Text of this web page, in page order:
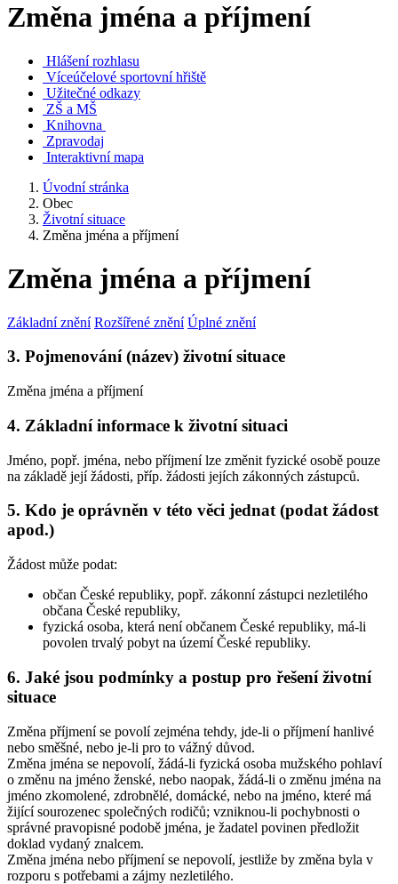
Změna jména a příjmení
Hlášení rozhlasu
Víceúčelové sportovní hřiště
Užitečné odkazy
ZŠ a MŠ
Knihovna
Zpravodaj
Interaktivní mapa
Úvodní stránka
Obec
Životní situace
Změna jména a příjmení
Změna jména a příjmení
Základní znění Rozšířené znění Úplné znění
3. Pojmenování (název) životní situace
Změna jména a příjmení
4. Základní informace k životní situaci
Jméno, popř. jména, nebo příjmení lze změnit fyzické osobě pouze
na základě její žádosti, příp. žádosti jejích zákonných zástupců.
5. Kdo je oprávněn v této věci jednat (podat žádost
apod.)
Žádost může podat:
občan České republiky, popř. zákonní zástupci nezletilého
občana České republiky,
fyzická osoba, která není občanem České republiky, má-li
povolen trvalý pobyt na území České republiky.
6. Jaké jsou podmínky a postup pro řešení životní
situace
Změna příjmení se povolí zejména tehdy, jde-li o příjmení hanlivé
nebo směšné, nebo je-li pro to vážný důvod.
Změna jména se nepovolí, žádá-li fyzická osoba mužského pohlaví
o změnu na jméno ženské, nebo naopak, žádá-li o změnu jména na
jméno zkomolené, zdrobnělé, domácké, nebo na jméno, které má
žijící sourozenec společných rodičů; vzniknou-li pochybnosti o
správné pravopisné podobě jména, je žadatel povinen předložit
doklad vydaný znalcem.
Změna jména nebo příjmení se nepovolí, jestliže by změna byla v
rozporu s potřebami a zájmy nezletilého.